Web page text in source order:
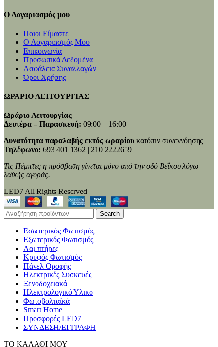
Ο Λογαριασμός μου
Ποιοι Είμαστε
Ο Λογαριασμός Μου
Επικοινωνία
Προσωπικά Δεδομένα
Ασφάλεια Συναλλαγών
Όροι Χρήσης
ΩΡΑΡΙΟ ΛΕΙΤΟΥΡΓΙΑΣ
Ωράριο Λειτουργίας
Δευτέρα – Παρασκευή: 09:00 – 16:00
Δυνατότητα παραλαβής εκτός ωραρίου κατόπιν συνεννόησης
Τηλέφωνο: 693 401 1362 | 210 2222659
Τις Πέμπτες η πρόσβαση γίνεται μόνο από την οδό Βεΐκου λόγω
λαϊκής αγοράς.
LED7 All Rights Reserved
Search
Εσωτερικός Φωτισμός
Εξωτερικός Φωτισμός
Λαμπτήρες
Κρυφός Φωτισμός
Πάνελ Οροφής
Ηλεκτρικές Συσκευές
Ξενοδοχειακά
Ηλεκτρολογικό Υλικό
Φωτοβολταϊκά
Smart Home
Προσφορές LED7
ΣΥΝΔΕΣΗ/ΕΓΓΡΑΦΗ
ΤΟ ΚΑΛΑΘΙ ΜΟΥ